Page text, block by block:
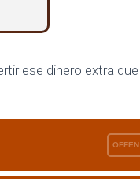
ese dinero extra que
OFFEN